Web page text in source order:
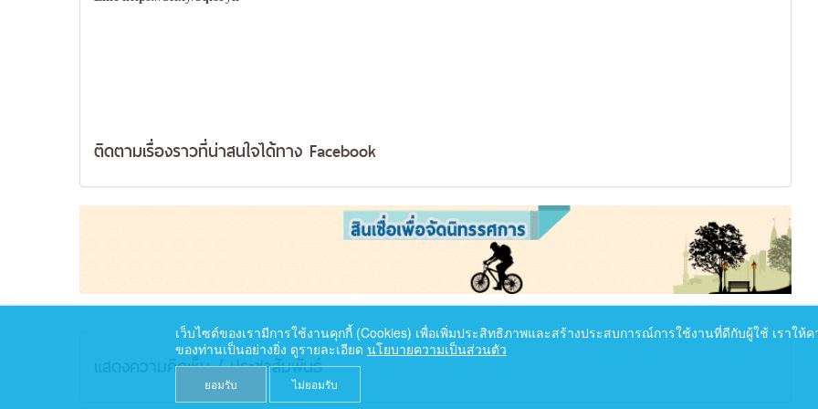
เว็บไซต์ของเรามีการใช้งานคุกกี้ (Cookies) เพื่อเพิ่มประสิทธิภาพและสร้างประสบการณ์การใช้งานที่ดีกับผู้ใช้ เราใ
ของท่านเป็นอย่างยิ่ง ดูรายละเอียด นโยบายความเป็นส่วนตัว
ยอมรับ ไม่ยอมรับ
ติดตามเรื่องราวที่น่าสนใจได้ทาง Facebook
แสดงความคิดเห็น / ประชาสัมพันธ์